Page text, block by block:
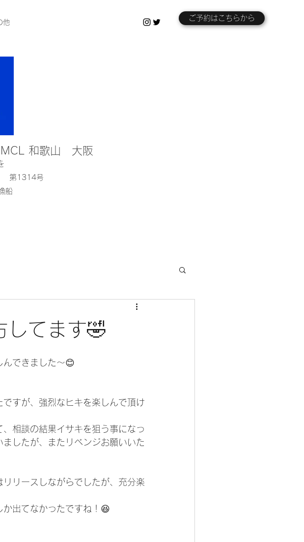
他
ご予約はこちらから
和歌山 大阪
第1314号
船
してます🤣
んできました〜😊
すが、強烈なヒキを楽しんで頂け
相談の結果イサキを狙う事になっ
したが、またリベンジお願いいた
リースしながらでしたが、充分楽
出てなかったですね！😆